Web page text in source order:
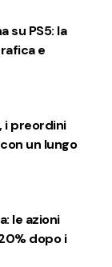
su PS5: la
e
i preordini
un lungo
le azioni
dopo i